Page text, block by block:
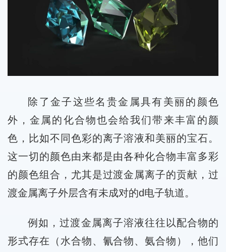
除了金子这些名贵金属具有美丽的颜色
外，金属的化合物也会给我们带来丰富的颜
色，比如不同色彩的离子溶液和美丽的宝石。
这一切的颜色由来都是由各种化合物丰富多彩
的颜色组合，尤其是过渡金属离子的贡献，过
渡金属离子外层含有未成对的d电子轨道。
例如，过渡金属离子溶液往往以配合物的
形式存在（水合物、氰合物、氨合物），他们